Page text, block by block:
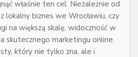
właśnie ten cel. Niezależnie od
lokalny biznes we Wrocławiu, czy
na większą skalę, widoczność w
skutecznego marketingu online.
który nie tylko zna, ale i